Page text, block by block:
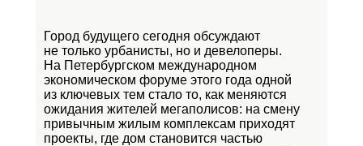
Город будущего сегодня обсуждают
не только урбанисты, но и девелоперы.
На Петербургском международном
экономическом форуме этого года одной
из ключевых тем стало то, как меняются
ожидания жителей мегаполисов: на смену
привычным жилым комплексам приходят
проекты, где дом становится частью